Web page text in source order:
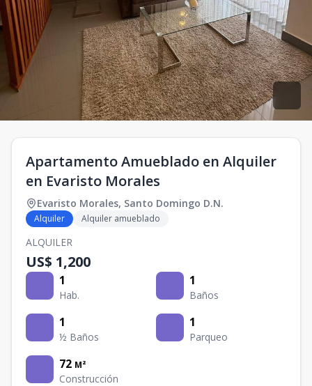
Apartamento Amueblado en Alquiler
en Evaristo Morales
Evaristo Morales, Santo Domingo D.N.
Alquiler Alquiler amueblado
ALQUILER
US$ 1,200
1
Hab.
1
Baños
1
½ Baños
1
Parqueo
72 M²
Construcción